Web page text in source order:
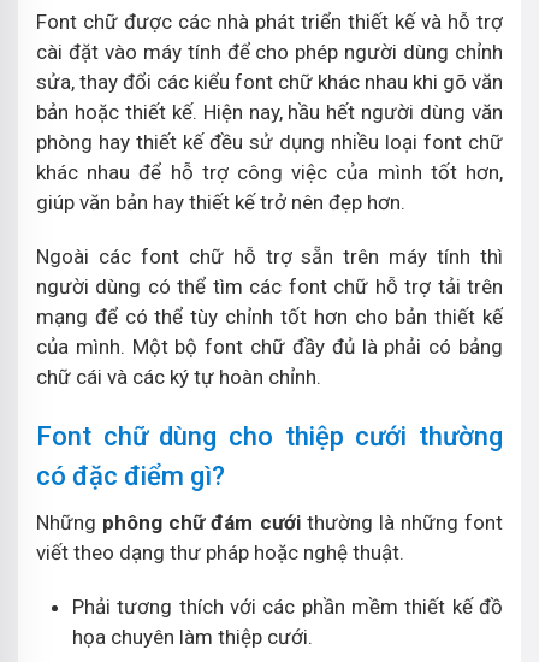
Font chữ được các nhà phát triển thiết kế và hỗ trợ
cài đặt vào máy tính để cho phép người dùng chỉnh
sửa, thay đổi các kiểu font chữ khác nhau khi gõ văn
bản hoặc thiết kế. Hiện nay, hầu hết người dùng văn
phòng hay thiết kế đều sử dụng nhiều loại font chữ
khác nhau để hỗ trợ công việc của mình tốt hơn,
giúp văn bản hay thiết kế trở nên đẹp hơn.
Ngoài các font chữ hỗ trợ sẵn trên máy tính thì
người dùng có thể tìm các font chữ hỗ trợ tải trên
mạng để có thể tùy chỉnh tốt hơn cho bản thiết kế
của mình. Một bộ font chữ đầy đủ là phải có bảng
chữ cái và các ký tự hoàn chỉnh.
Font chữ dùng cho thiệp cưới thường
có đặc điểm gì?
Những phông chữ đám cướithường là những font
viết theo dạng thư pháp hoặc nghệ thuật.
Phải tương thích với các phần mềm thiết kế đồ
họa chuyên làm thiệp cưới.